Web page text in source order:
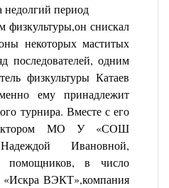
недолгий период
физкультуры,он снискал
некоторых маститых
последователей, одним
физкультуры Катаев
ему принадлежит
турнира. Вместе с его
МО У «СОШ
Ивановной,
помощников, в число
ВЭКТ»,компания